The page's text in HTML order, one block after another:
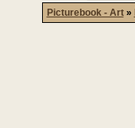
Picturebook - Art»